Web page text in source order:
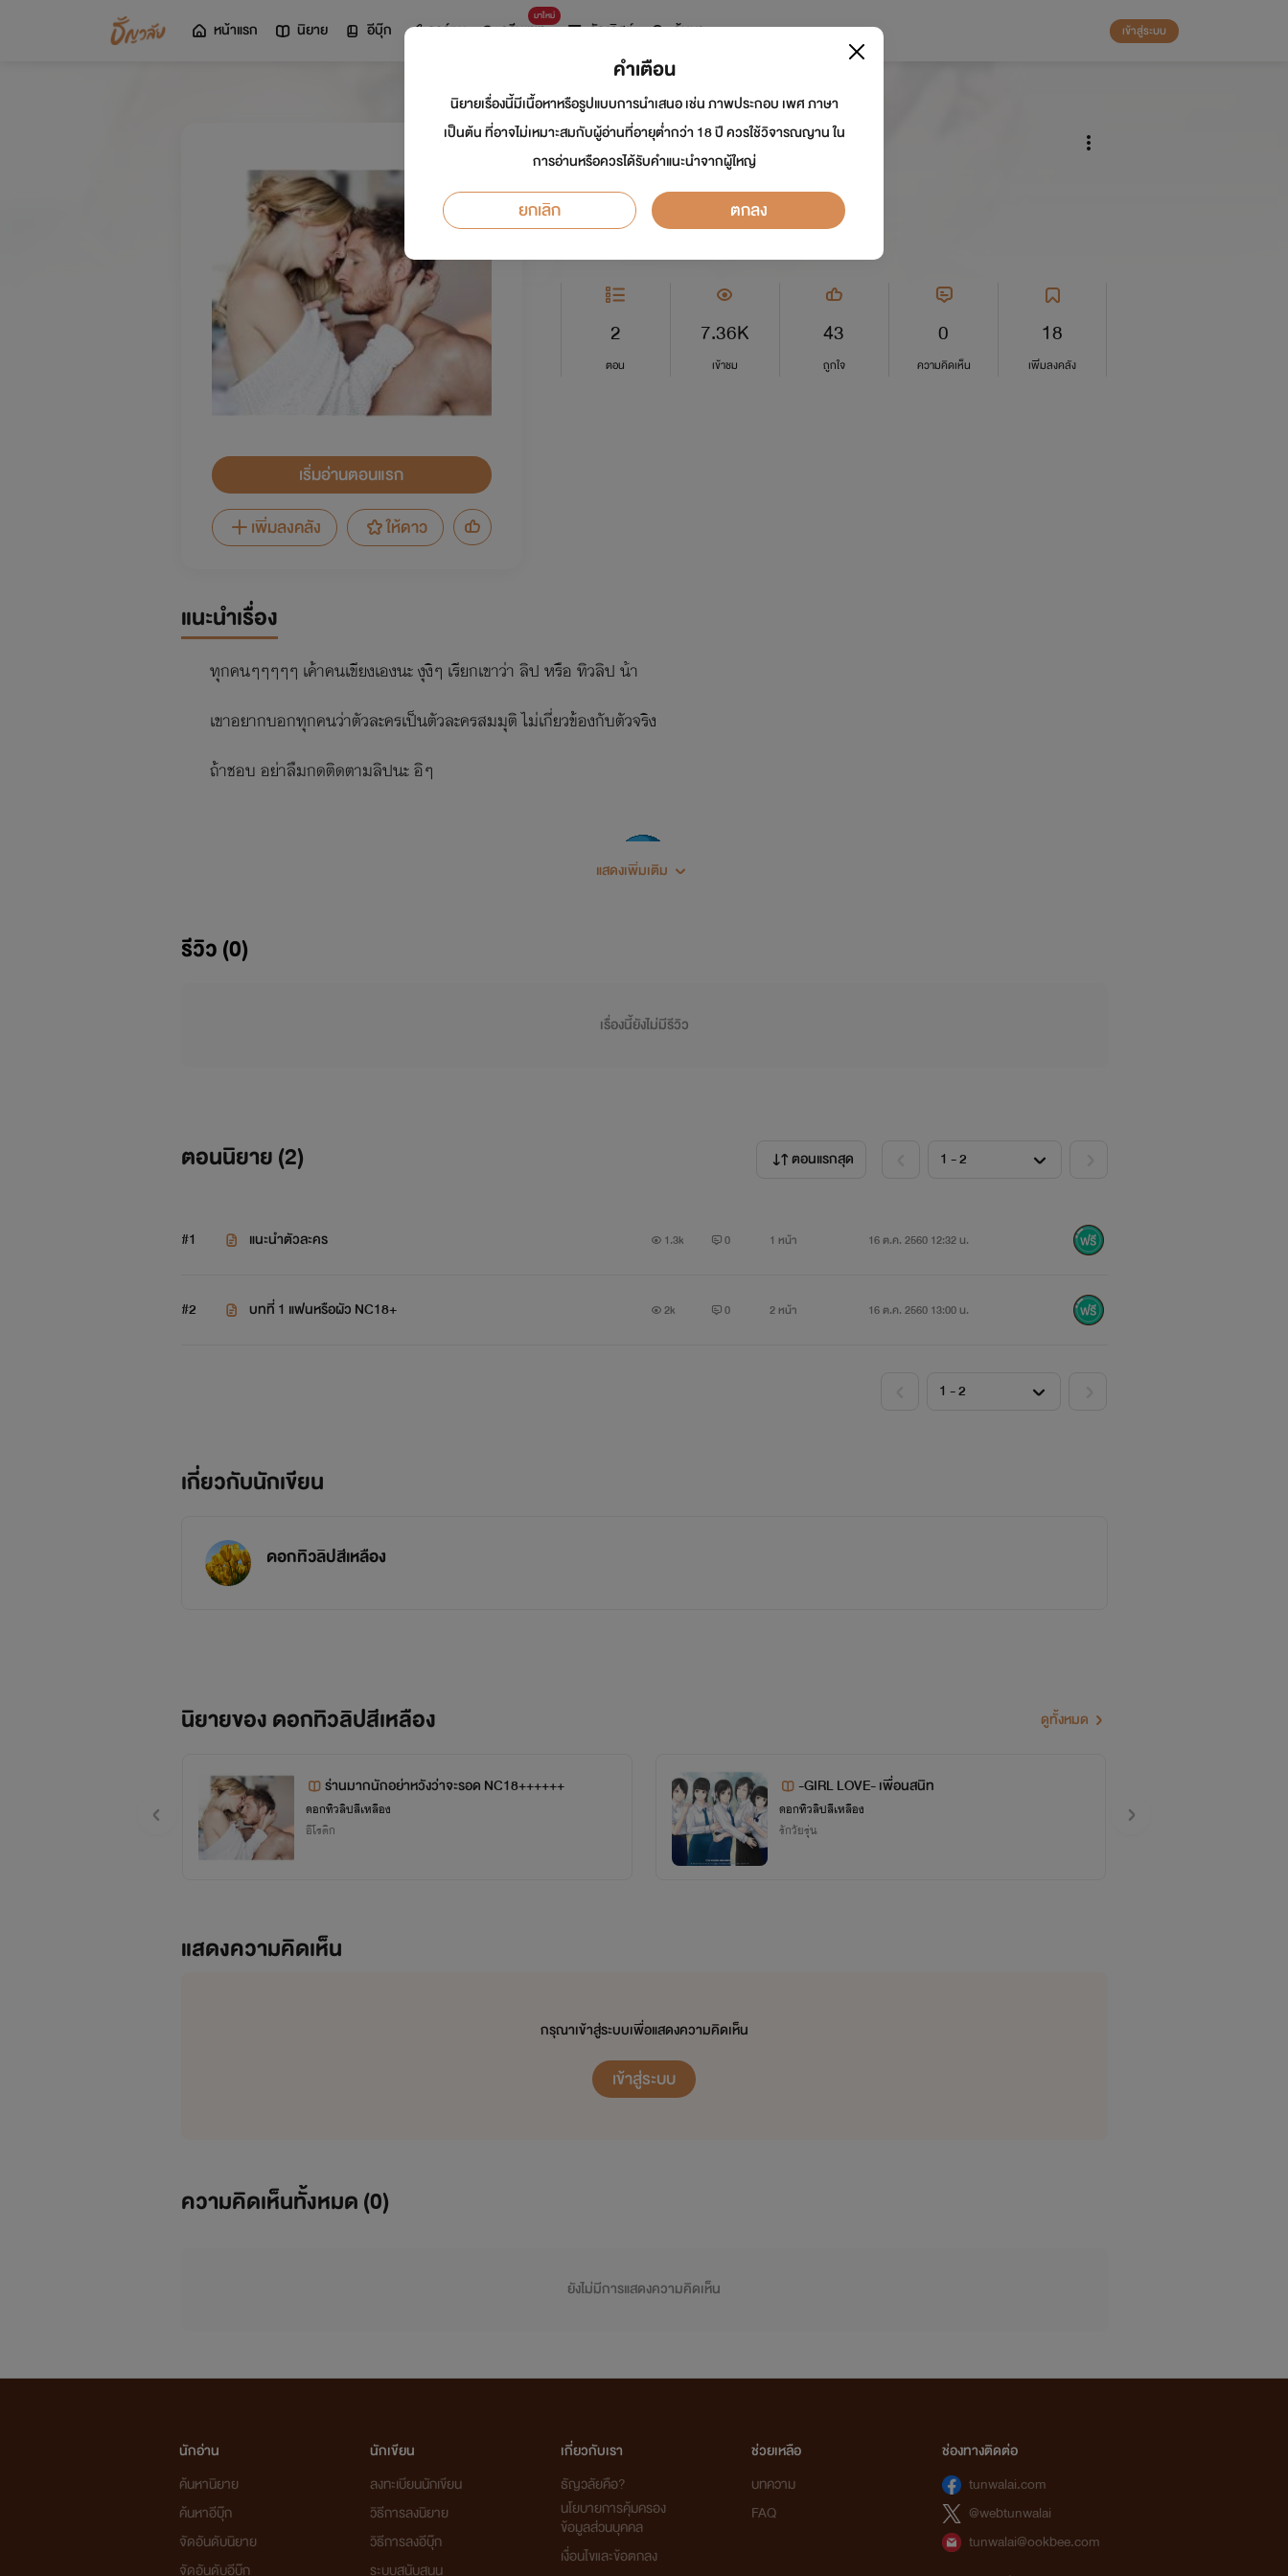
หน้าแรก นิยาย อีบุ๊ก การ์ตูน
มาใหม่
ดรีมแชท ธัญลิสต์ ค้นหา เข้าสู่ระบบ
เริ่มอ่านตอนแรก
เพิ่มลงคลัง
ให้ดาว
แฟนเพื่อน NC18+
นักเขียน:ดอกทิวลิปสีเหลือง
อีโรติก
2
ตอน
7.36K
เข้าชม
43
ถูกใจ
0
ความคิดเห็น
18
เพิ่มลงคลัง
แนะนำเรื่อง
ทุกคนๆๆๆๆๆ เค้าคนเขียงเองนะ งุงิๆ เรียกเขาว่า ลิป หรือ ทิวลิป น้า
เขาอยากบอกทุกคนว่าตัวละครเป็นตัวละครสมมุติ ไม่เกี่ยวข้องกับตัวจริง
ถ้าชอบ อย่าลืมกดติดตามลิปนะ อิๆ
แสดงเพิ่มเติม
รีวิว (0)
เรื่องนี้ยังไม่มีรีวิว
ตอนนิยาย (2) ตอนแรกสุด
#1 แนะนำตัวละคร 1.3k 0 1 หน้า 16 ต.ค. 2560 12:32 น.
#2 บทที่ 1 แฟนหรือผัว NC18+ 2k 0 2 หน้า 16 ต.ค. 2560 13:00 น.
เกี่ยวกับนักเขียน
ดอกทิวลิปสีเหลือง
นิยายของ ดอกทิวลิปสีเหลือง ดูทั้งหมด
ร่านมากนักอย่าหวังว่าจะรอด NC18++++++
ดอกทิวลิปสีเหลือง
อีโรติก
-GIRL LOVE- เพื่อนสนิท
ดอกทิวลิปสีเหลือง
รักวัยรุ่น
แสดงความคิดเห็น
กรุณาเข้าสู่ระบบเพื่อแสดงความคิดเห็น
เข้าสู่ระบบ
ความคิดเห็นทั้งหมด (0)
ยังไม่มีการแสดงความคิดเห็น
คำเตือน
นิยายเรื่องนี้มีเนื้อหาหรือรูปแบบการนำเสนอ เช่น ภาพประกอบ เพศ ภาษา
เป็นต้น ที่อาจไม่เหมาะสมกับผู้อ่านที่อายุต่ำกว่า 18 ปี ควรใช้วิจารณญาน ใน
การอ่านหรือควรได้รับคำแนะนำจากผู้ใหญ่
ยกเลิก ตกลง
นักอ่าน
ค้นหานิยาย
ค้นหาอีบุ๊ก
จัดอันดับนิยาย
จัดอันดับอีบุ๊ก
นักเขียน
ลงทะเบียนนักเขียน
วิธีการลงนิยาย
วิธีการลงอีบุ๊ก
ระบบสนับสนุน
เกี่ยวกับเรา
ธัญวลัยคือ?
นโยบายการคุ้มครอง
ข้อมูลส่วนบุคคล
เงื่อนไขและข้อตกลง
ช่วยเหลือ
บทความ
FAQ
ช่องทางติดต่อ
tunwalai.com
@webtunwalai
tunwalai@ookbee.com